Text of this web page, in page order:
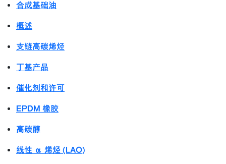
合成基础油
概述
支链高碳烯烃
丁基产品
催化剂和许可
EPDM 橡胶
高碳醇
线性 α 烯烃 (LAO)